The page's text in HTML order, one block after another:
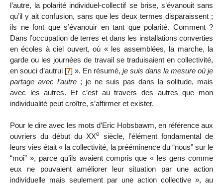
l’autre, la polarité individuel-collectif se brise, s’évanouit sans
qu’il y ait confusion, sans que les deux termes disparaissent ;
ils ne font que s’évanouir en tant que polarité. Comment ?
Dans l’occupation de terres et dans les installations converties
en écoles à ciel ouvert, où « les assemblées, la marche, la
garde ou les journées de travail se traduisaient en collectivité,
en souci d’autrui [7] ». En résumé, je suis dans la mesure où je
partage avec l’autre ; je ne suis pas dans la solitude, mais
avec les autres. Et c’est au travers des autres que mon
individualité peut croître, s’affirmer et exister.
Pour le dire avec les mots d’Eric Hobsbawm, en référence aux
ouvriers du début du XXe
siècle, l’élément fondamental de
leurs vies était « la collectivité, la prééminence du “nous” sur le
“moi” », parce qu’ils avaient compris que « les gens comme
eux ne pouvaient améliorer leur situation par une action
individuelle mais seulement par une action collective », au